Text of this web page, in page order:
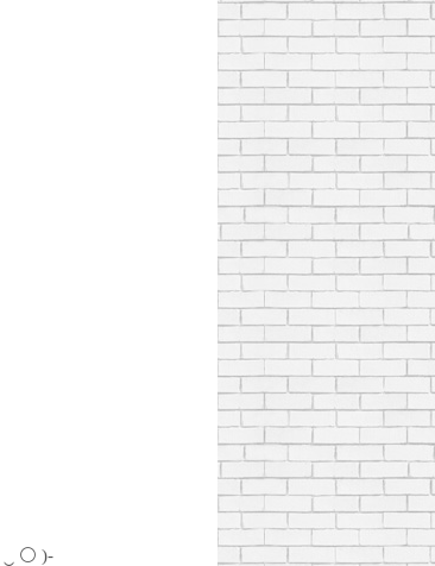
⚪ )-